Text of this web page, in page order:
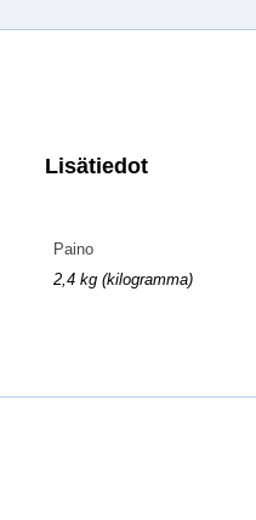
Lisätiedot
Paino
2,4 kg (kilogramma)